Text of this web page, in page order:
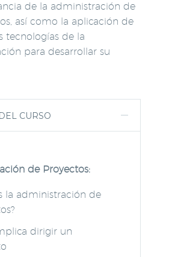
de la administración de
así como la aplicación de
tecnologías de la
para desarrollar su
CURSO
de Proyectos:
la administración de
dirigir un